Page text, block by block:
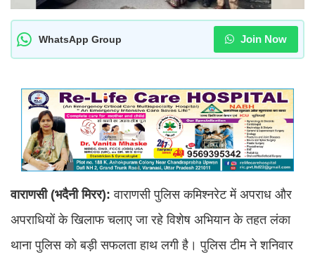
WhatsApp Group Join Now
वाराणसी (भदैनी मिरर): वाराणसी पुलिस कमिश्नरेट में अपराध और
अपराधियों के खिलाफ चलाए जा रहे विशेष अभियान के तहत लंका
थाना पुलिस को बड़ी सफलता हाथ लगी है। पुलिस टीम ने शनिवार